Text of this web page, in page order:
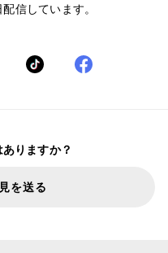
信しています。
りますか？
を送る